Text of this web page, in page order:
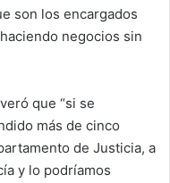
son los encargados
negocios sin
que “si se
más de cinco
de Justicia, a
y lo podríamos